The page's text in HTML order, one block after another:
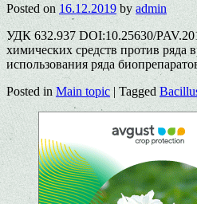
Posted on 16.12.2019 by admin
УДК 632.937 DOI:10.25630/
химических средств против ряда
использования ряда
Posted in Main topic | Tagged